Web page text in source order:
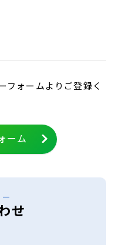
フォームよりご登録く
ーム
せ